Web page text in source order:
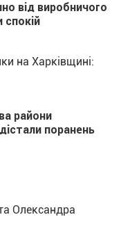
від виробничого
спокій
на Харківщині:
райони
поранень
Олександра